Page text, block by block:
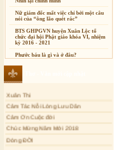
Nữ giám đốc mất việc chỉ bởi một câu
nói của “ông lão quét rác”
BTS GHPGVN huyện Xuân Lộc tổ
chức đại hội Phật giáo khóa VI, nhiệm
kỳ 2016 - 2021
Phước báu là gì và ở đâu?
Sự thương-ghét của con người
Nỗi lòng của các bệnh nhân nghèo
An Giang: Tịnh thất Quy Nguyên
phát quà từ thiện tại xã Cư Yang
Tịnh xá Ngọc Đăng khai giảng Thiền
dành cho Người bận rộn
Cảm Tác Nỗi Lòng Lưu Dân
Cảm Ơn Cuộc đời
Chúc Mừng Năm Mới 2018
Dòng ĐỜI